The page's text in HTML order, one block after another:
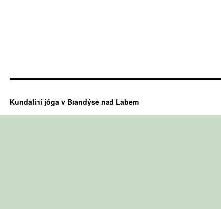
Kundaliní jóga v Brandýse nad Labem